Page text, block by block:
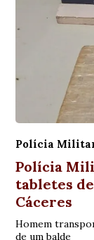
Polícia
Polícia
tabletes
Cáceres
Homem
de um balde